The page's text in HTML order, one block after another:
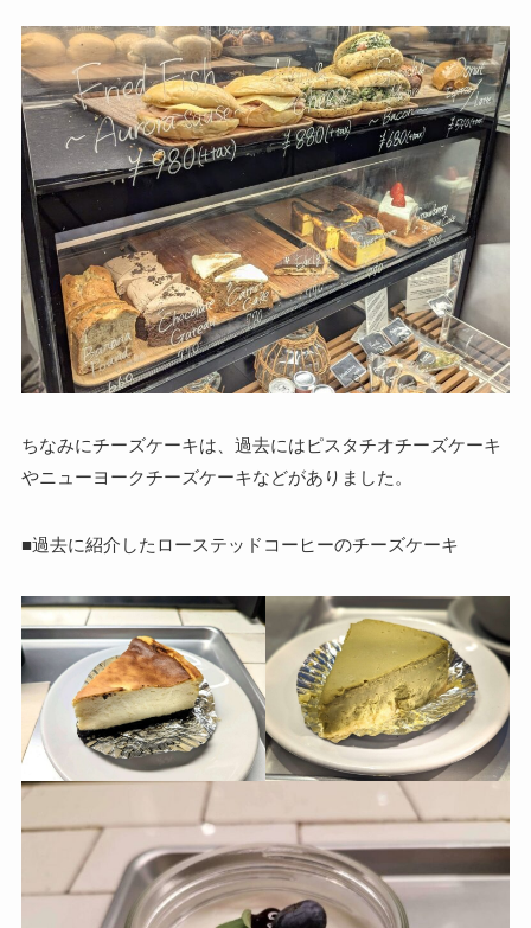
ちなみにチーズケーキは、過去にはピスタチオチーズケーキ
やニューヨークチーズケーキなどがありました。
■過去に紹介したローステッドコーヒーのチーズケーキ